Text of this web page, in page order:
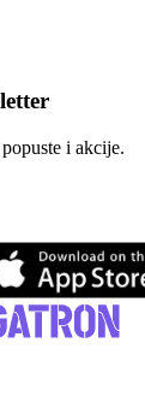
i akcije.